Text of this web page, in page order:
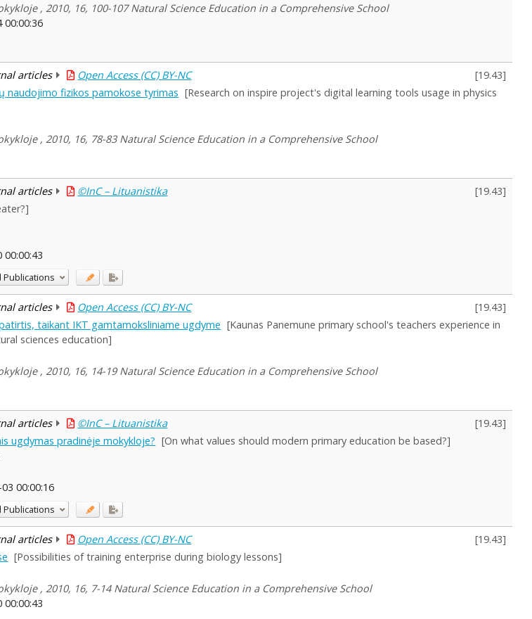
, 2010, 16, 100-107 Natural Science Education in a Comprehensive School
00:00:36
articles Open Access (CC) BY-NC [19.43]
naudojimo fizikos pamokose tyrimas [Research on inspire project's digital learning tools usage in physics
, 2010, 16, 78-83 Natural Science Education in a Comprehensive School
articles ©InC – Lituanistika [19.43]
00:00:43
Publications
articles Open Access (CC) BY-NC [19.43]
taikant IKT gamtamoksliniame ugdyme [Kaunas Panemune primary school's teachers experience in
sciences education]
, 2010, 16, 14-19 Natural Science Education in a Comprehensive School
articles ©InC – Lituanistika [19.43]
ugdymas pradinėje mokykloje? [On what values should modern primary education be based?]
00:00:16
Publications
articles Open Access (CC) BY-NC [19.43]
[Possibilities of training enterprise during biology lessons]
, 2010, 16, 7-14 Natural Science Education in a Comprehensive School
00:00:43